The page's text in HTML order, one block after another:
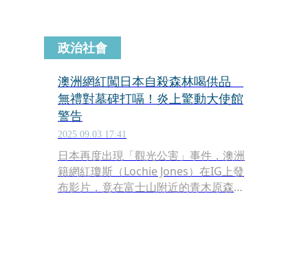
政治社會
澳洲網紅闖日本自殺森林喝供品
無禮對墓碑打嗝！炎上驚動大使館
警告
2025.09.03 17:41
日本再度出現「觀光公害」事件，澳洲
籍網紅瓊斯（Lochie Jones）在IG上發
布影片，竟在富士山附近的青木原森林